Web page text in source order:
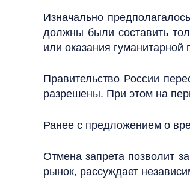
Изначально
должны были составить
или оказания
Правительство России
разрешены. При этом на
Ранее с предложением о
Отмена запрета позволит
рынок, рассуждает